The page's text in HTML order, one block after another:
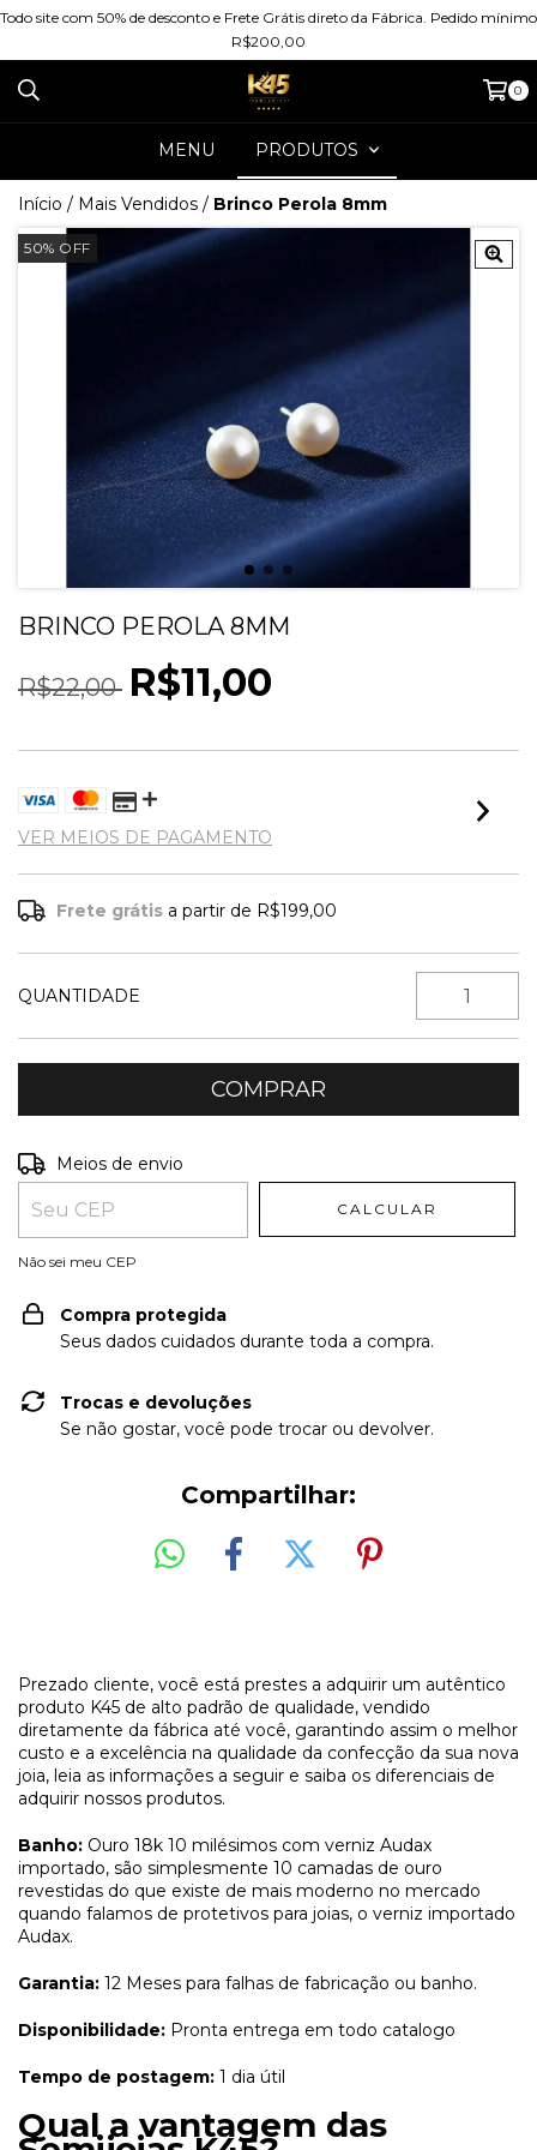
Todo site com 50% de desconto e Frete Grátis direto da Fábrica. Pedido mínimo
R$200,00
0
MENU PRODUTOS
Início / Mais Vendidos / Brinco Perola 8mm
50% OFF
BRINCO PEROLA 8MM
R$22,00 R$11,00
VER MEIOS DE PAGAMENTO
Frete grátis a partir de R$199,00
QUANTIDADE
Entregas para o CEP:
Meios de envio
CALCULAR
Não sei meu CEP
Compra protegida
Seus dados cuidados durante toda a compra.
Trocas e devoluções
Se não gostar, você pode trocar ou devolver.
Compartilhar:
Prezado cliente, você está prestes a adquirir um autêntico
produto K45 de alto padrão de qualidade, vendido
diretamente da fábrica até você, garantindo assim o melhor
custo e a excelência na qualidade da confecção da sua nova
joia, leia as informações a seguir e saiba os diferenciais de
adquirir nossos produtos.
Banho: Ouro 18k 10 milésimos com verniz Audax
importado, são simplesmente 10 camadas de ouro
revestidas do que existe de mais moderno no mercado
quando falamos de protetivos para joias, o verniz importado
Audax.
Garantia: 12 Meses para falhas de fabricação ou banho.
Disponibilidade: Pronta entrega em todo catalogo
Tempo de postagem: 1 dia útil
Qual a vantagem das